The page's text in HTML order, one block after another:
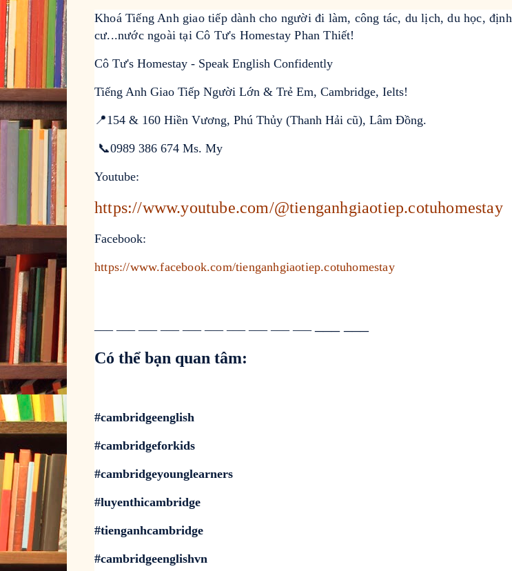
Khoá Tiếng Anh giao tiếp dành cho người đi làm, công tác, du lịch, du học, định
cư...nước ngoài tại Cô Tư's Homestay Phan Thiết!
Cô Tư's Homestay - Speak English Confidently
Tiếng Anh Giao Tiếp Người Lớn & Trẻ Em, Cambridge, Ielts!
📍154 & 160 Hiền Vương, Phú Thủy (Thanh Hải cũ), Lâm Đồng.
📞0989 386 674 Ms. My
Youtube:
https://www.youtube.com/@tienganhgiaotiep.cotuhomestay
Facebook:
https://www.facebook.com/tienganhgiaotiep.cotuhomestay
Có thể bạn quan tâm:
#cambridgeenglish
#cambridgeforkids
#cambridgeyounglearners
#luyenthicambridge
#tienganhcambridge
#cambridgeenglishvn